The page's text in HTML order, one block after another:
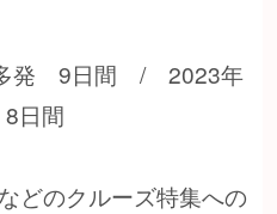
多発 9日間 / 2023年
8日間
どのクルーズ特集への